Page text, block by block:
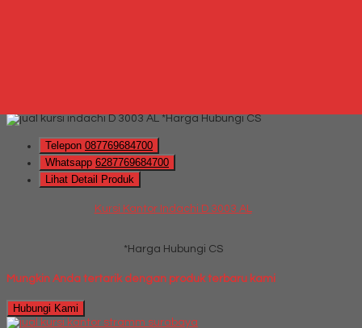
*Harga Hubungi CS
Telepon 087769684700
Whatsapp 6287769684700
Lihat Detail Produk
Kursi Kantor Indachi D 3003 AL
*Harga Hubungi CS
Mungkin Anda tertarik dengan produk terbaru kami
Hubungi Kami